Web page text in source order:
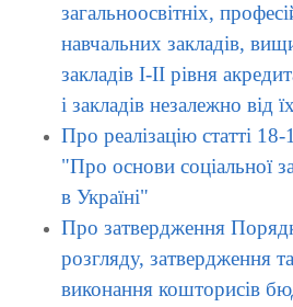
загальноосвітніх,
навчальних закладів,
закладів I-II рівня
і закладів незалежно від
Про реалізацію статті
"Про основи соціальної
в Україні"
Про затвердження
розгляду, затвердження
виконання кошторисів